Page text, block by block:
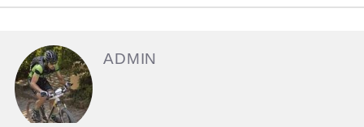
r
i
e
s
t
i
o
ADMIN